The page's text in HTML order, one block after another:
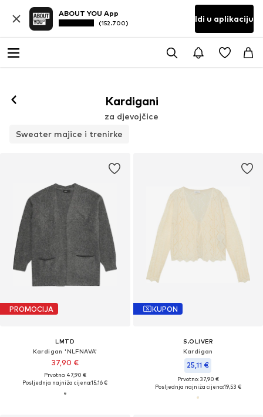
ABOUT YOU App
(152.700) Idi u aplikaciju
Kardigani
za djevojčice
Sweater majice i trenirke
PROMOCIJA
LMTD
Kardigan 'NLFNAVA'
37,90 €
Prvotno: 47,90 €
Posljednja najniža cijena:15,16 €
KUPON
S.OLIVER
Kardigan
25,11 €
Prvotno: 37,90 €
Posljednja najniža cijena:19,53 €